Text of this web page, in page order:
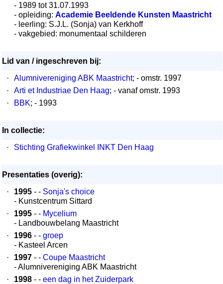
- 1989 tot 31.07.1993
- opleiding: Academie Beeldende Kunsten Maastricht
- leerling: S.J.L. (Sonja) van Kerkhoff
- vakgebied: monumentaal schilderen
Lid van / ingeschreven bij:
·
Alumnivereniging ABK Maastricht; - omstr. 1997
·
Arti et Industriae Den Haag; - vanaf omstr. 1993
·
BBK; - 1993
In collectie:
·
Stichting Grafiekwinkel INKT Den Haag
Presentaties (overig):
·
1995 - - Sonja's choice
- Kunstcentrum Sittard
·
1995 - - Mycelium
- Landbouwbelang Maastricht
·
1996 - - groep
- Kasteel Arcen
·
1997 - - Coupe Maastricht
- Alumnivereniging ABK Maastricht
·
1998 - - een dag in het Zuiderpark